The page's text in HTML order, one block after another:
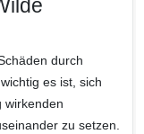
durch
es ist, sich
wirkenden
zu setzen.